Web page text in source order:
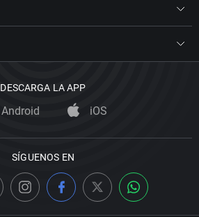
DESCARGA LA APP
Android iOS
SÍGUENOS EN